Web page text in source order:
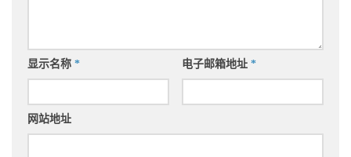
显示名称 * 电子邮箱地址 *
网站地址